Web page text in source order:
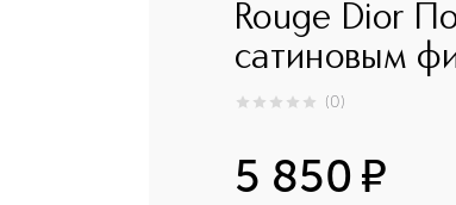
Rouge Dior
сатиновым
0из 0 (0)
5 850 ¤